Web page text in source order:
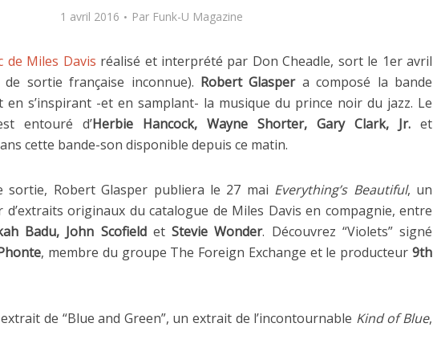
1 avril 2016 Par Funk-U Magazine
de Miles Davis réalisé et interprété par Don Cheadle, sort le 1er avril
sortie française inconnue). Robert Glaspera composé la bande
s’inspirant -et en samplant- la musique du prince noir du jazz. Le
entouré d’Herbie Hancock, Wayne Shorter, Gary Clark, Jr. et
cette bande-son disponible depuis ce matin.
sortie, Robert Glasper publiera le 27 mai Everything’s Beautiful, un
originaux du catalogue de Miles Davis en compagnie, entre
Badu, John Scofieldet Stevie Wonder. Découvrez “Violets” signé
, membre du groupe The Foreign Exchange et le producteur9th
de “Blue and Green”, un extrait de l’incontournable Kind of Blue,